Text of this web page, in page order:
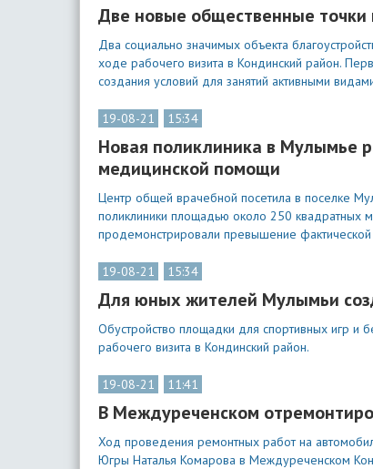
Две новые общественные
Два социально значимых объекта
ходе рабочего визита в Кондинский район.
создания условий для занятий активными
19-08-21 15:34
Новая поликлиника в Мулымье
медицинской помощи
Центр общей врачебной посетила в поселке
поликлиники площадью около 250 квадратных
продемонстрировали превышение
19-08-21 15:34
Для юных жителей Мулымьи
Обустройство площадки для спортивных игр
рабочего визита в Кондинский район.
19-08-21 11:41
В Междуреченском
Ход проведения ремонтных работ на
Югры Наталья Комарова в Междуреченском